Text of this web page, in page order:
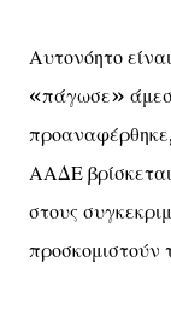
Αυτονόητο
«πάγωσε»
προαναφέρθηκε,
ΑΑΔΕ
στους
προσκομιστούν